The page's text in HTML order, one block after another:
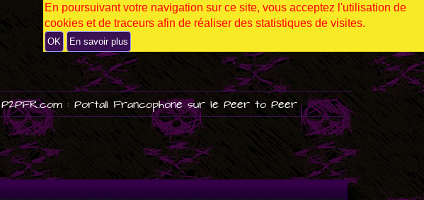
P
U
B
P2PFR.com : Portail Francophone sur le Peer to Peer
En poursuivant votre navigation sur ce site, vous acceptez l'utilisation de
cookies et de traceurs afin de réaliser des statistiques de visites.
OK En savoir plus